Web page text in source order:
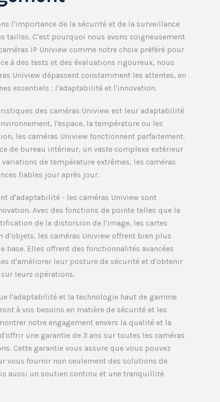
l'importance de la sécurité et de la surveillance
tailles. C'est pourquoi nous avons soigneusement
IP Uniview comme notre choix préféré pour
à des tests et des évaluations rigoureux, nous
Uniview dépassent constamment les attentes, en
essentiels : l'adaptabilité et l'innovation.
des caméras Uniview est leur adaptabilité
l'espace, la température ou les
les caméras Uniview fonctionnent parfaitement.
de bureau intérieur, un vaste complexe extérieur
de température extrêmes, les caméras
fiables jour après jour.
d'adaptabilité - les caméras Uniview sont
Avec des fonctions de pointe telles que la
de la distorsion de l'image, les cartes
les caméras Uniview offrent bien plus
base. Elles offrent des fonctionnalités avancées
d'améliorer leur posture de sécurité et d'obtenir
leurs opérations.
l'adaptabilité et la technologie haut de gamme
à vos besoins en matière de sécurité et les
notre engagement envers la qualité et la
une garantie de 3 ans sur toutes les caméras
Cette garantie vous assure que vous pouvez
vous fournir non seulement des solutions de
aussi un soutien continu et une tranquillité